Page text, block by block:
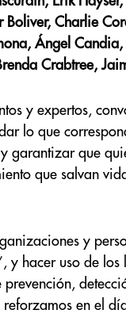
Boliver, Charlie
Ángel
Crabtree,
y expertos,
lo que
garantizar que
que salvan
y
y hacer uso de
en el